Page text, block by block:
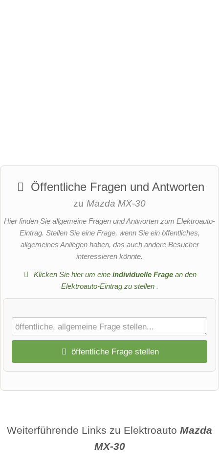
Öffentliche Fragen und Antworten
zu Mazda MX-30
Hier finden Sie allgemeine Fragen und Antworten zum Elektroauto-
Eintrag. Stellen Sie eine Frage, wenn Sie ein öffentliches,
allgemeines Anliegen haben, das auch andere Besucher
interessieren könnte.
Klicken Sie hier um eineindividuelle Frage an den
Elektroauto-Eintrag zu stellen .
öffentliche Frage stellen
Name
Weiterführende Links zu Elektroauto Mazda
MX-30